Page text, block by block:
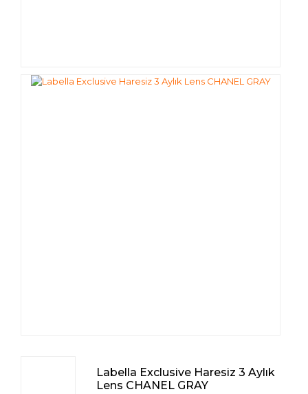
Labella Exclusive Haresiz 3 Aylık
Lens CHANEL GRAY